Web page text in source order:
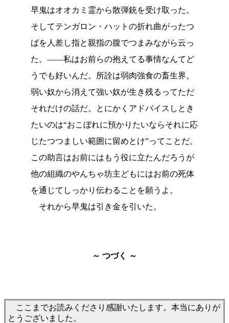
早鬼はオオカミ霊から散弾銃を受け取った。
そしてテンガロン・ハットの折れ曲がったつ
ばを人差し指と親指の腹でつまみながら云っ
た。――私はお前らの抱えてる事情なんてど
うでも好いんだ。所詮は弱肉強食の畜生界。
弱い奴から消えて強い奴が生き残るってただ
それだけの話だ。とにかくアドバイスしとき
たいのは“おこぼれに預かりたいならそれに応
じたつつましい範囲に留めとけ”ってことだ。
この助言はお前にはもう役に立たんだろうが
他の組織のやんちゃ坊主どもにはお前の死体
を通じてしっかり伝わることを願うよ。
それから早鬼は引き金を引いた。
～ つづく ～
ここまでお読みくださり感謝いたします。本当にありが
とうございました。